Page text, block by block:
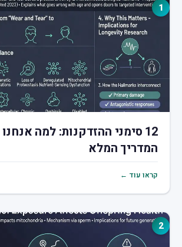
1
12 סימני ההזדקנות: למה
המדריך המלא
קראו עוד ←
2